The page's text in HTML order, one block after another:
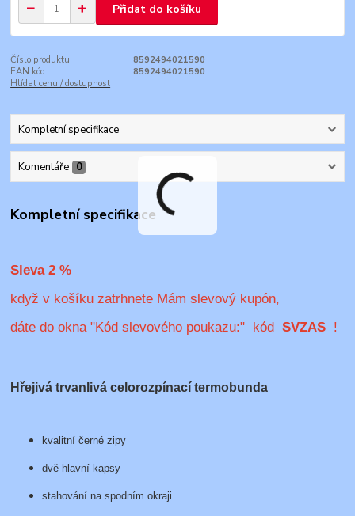
Přidat do košíku
Číslo produktu:
8592494021590
EAN kód:
8592494021590
Hlídat cenu / dostupnost
Kompletní specifikace
Komentáře 0
Kompletní specifikace
Sleva 2 %
když v košíku zatrhnete Mám slevový kupón,
dáte do okna "Kód slevového poukazu:" kódSVZAS !
Hřejivá trvanlivá celorozpínací termobunda
kvalitní černé zipy
dvě hlavní kapsy
stahování na spodním okraji